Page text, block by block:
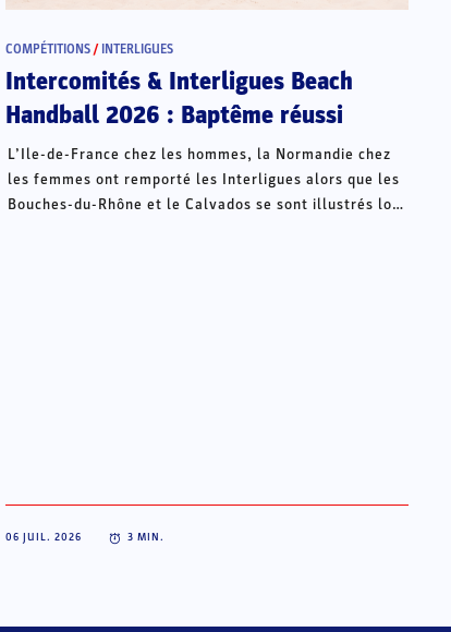
COMPÉTITIONS / INTERLIGUES
Intercomités & Interligues Beach
Handball 2026 : Baptême réussi
L’Ile-de-France chez les hommes, la Normandie chez
les femmes ont remporté les Interligues alors que les
Bouches-du-Rhône et le Calvados se sont illustrés lors
06 JUIL. 2026 3 MIN.